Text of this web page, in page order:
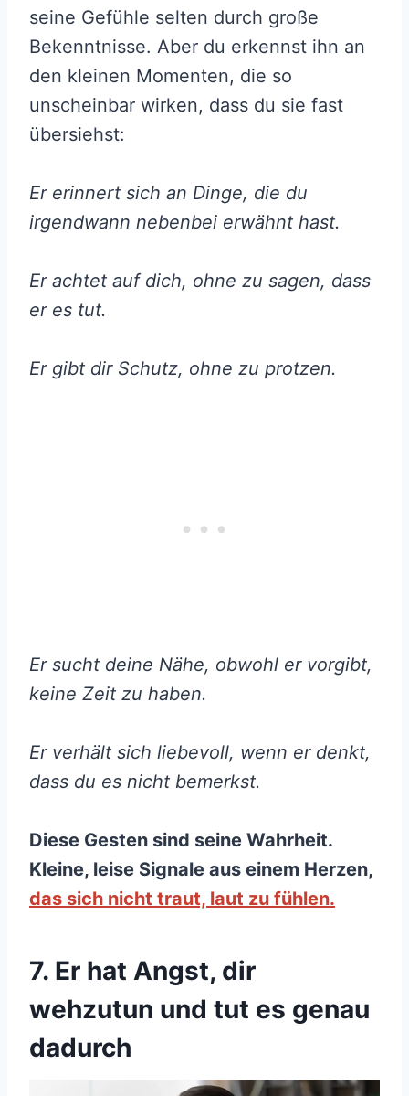
seine Gefühle selten durch große
Bekenntnisse. Aber du erkennst ihn an
den kleinen Momenten, die so
unscheinbar wirken, dass du sie fast
übersiehst:
Er erinnert sich an Dinge, die du
irgendwann nebenbei erwähnt hast.
Er achtet auf dich, ohne zu sagen, dass
er es tut.
Er gibt dir Schutz, ohne zu protzen.
Er sucht deine Nähe, obwohl er vorgibt,
keine Zeit zu haben.
Er verhält sich liebevoll, wenn er denkt,
dass du es nicht bemerkst.
Diese Gesten sind seine Wahrheit.
Kleine, leise Signale aus einem Herzen,
das sich nicht traut, laut zu fühlen.
7. Er hat Angst, dir
wehzutun und tut es genau
dadurch